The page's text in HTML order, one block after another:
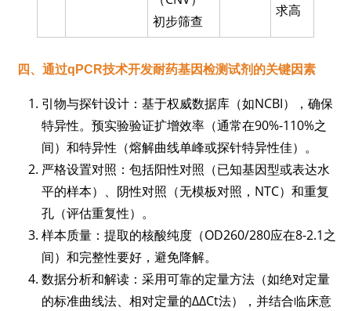
初步筛查
求高
四、 通过qPCR技术开发耐药基因检测试剂的关键因素
引物与探针设计：基于权威数据库（如NCBI），确保
特异性。预实验验证扩增效率（通常在90%-110%之
间）和特异性（熔解曲线单峰或探针特异性佳）。
严格设置对照：包括阳性对照（已知基因型或表达水
平的样本）、阴性对照（无模板对照，NTC）和重复
孔（评估重复性）。
样本质量：提取的核酸纯度（OD260/280应在8-2.1之
间）和完整性要好，避免降解。
数据分析和解读：采用可靠的定量方法（如绝对定量
的标准曲线法、相对定量的ΔΔCt法），并结合临床意